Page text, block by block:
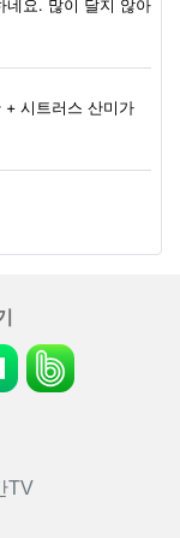
네요. 많이 달지 않아
+ 시트러스 산미가
TV